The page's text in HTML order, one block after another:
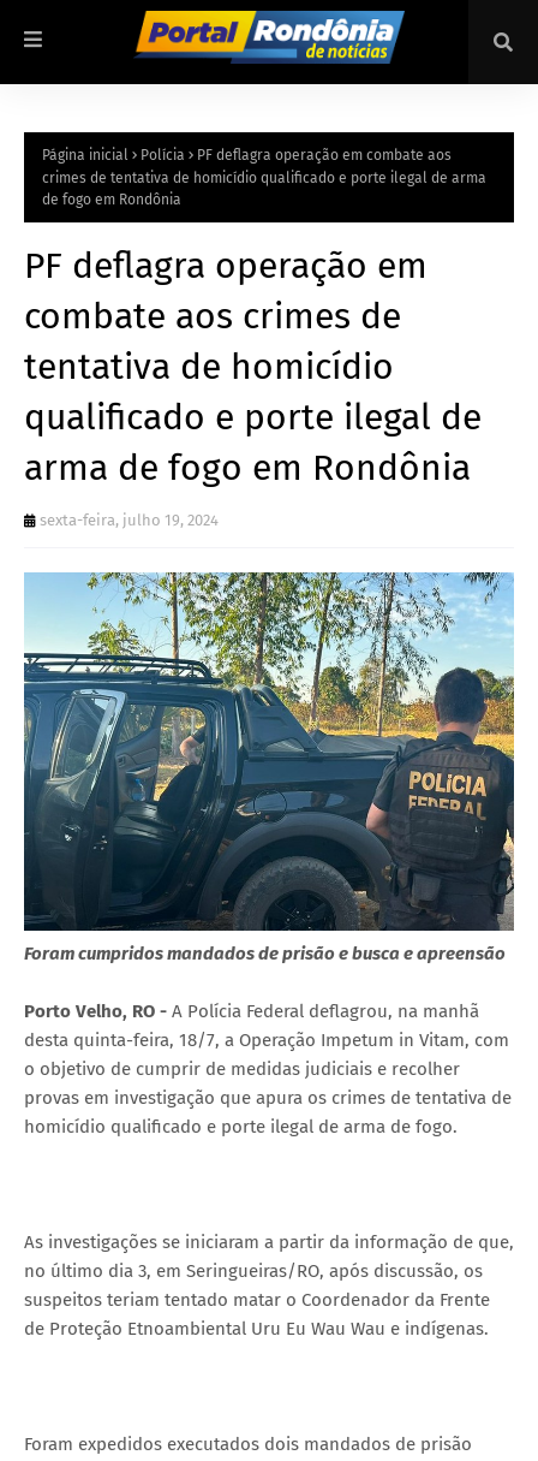
Página inicial Polícia
PF deflagra operação em combate aos
crimes de tentativa de homicídio qualificado e porte ilegal de arma
de fogo em Rondônia
PF deflagra operação em
combate aos crimes de
tentativa de homicídio
qualificado e porte ilegal de
arma de fogo em Rondônia
sexta-feira, julho 19, 2024
Foram cumpridos mandados de prisão e busca e apreensão
Porto Velho, RO - A Polícia Federal deflagrou, na manhã
desta quinta-feira, 18/7, a Operação Impetum in Vitam, com
o objetivo de cumprir de medidas judiciais e recolher
provas em investigação que apura os crimes de tentativa de
homicídio qualificado e porte ilegal de arma de fogo.
As investigações se iniciaram a partir da informação de que,
no último dia 3, em Seringueiras/RO, após discussão, os
suspeitos teriam tentado matar o Coordenador da Frente
de Proteção Etnoambiental Uru Eu Wau Wau e indígenas.
Foram expedidos executados dois mandados de prisão